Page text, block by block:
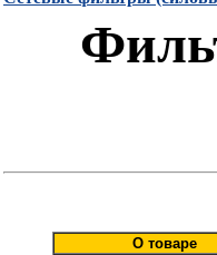
О товаре